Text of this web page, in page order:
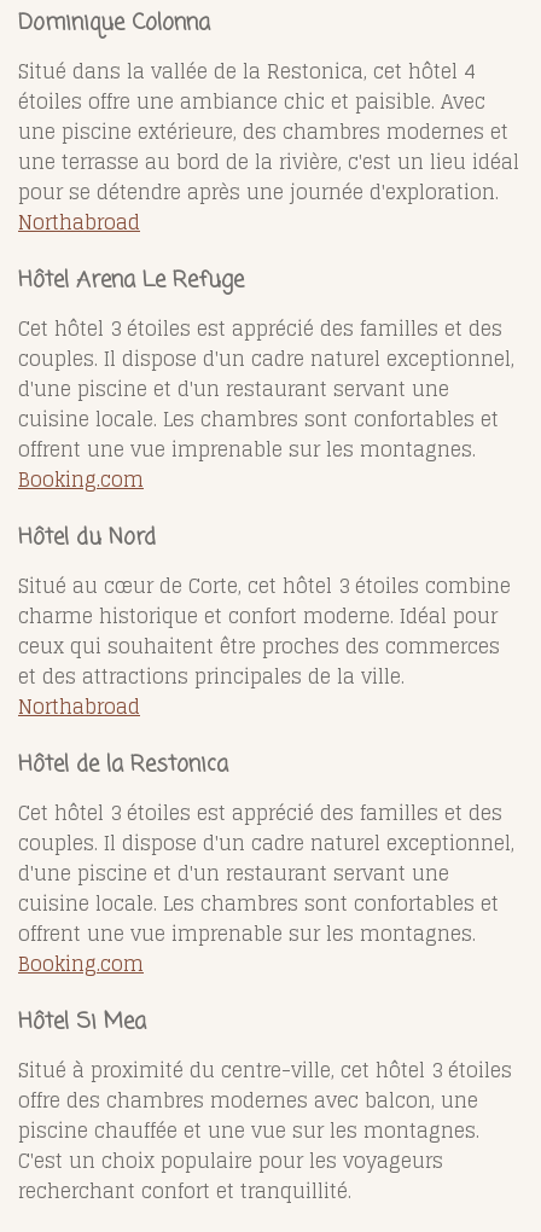
Dominique Colonna
Situé dans la vallée de la Restonica, cet hôtel 4
étoiles offre une ambiance chic et paisible. Avec
une piscine extérieure, des chambres modernes et
une terrasse au bord de la rivière, c'est un lieu idéal
pour se détendre après une journée d'exploration.
Northabroad
Hôtel Arena Le Refuge
Cet hôtel 3 étoiles est apprécié des familles et des
couples. Il dispose d'un cadre naturel exceptionnel,
d'une piscine et d'un restaurant servant une
cuisine locale. Les chambres sont confortables et
offrent une vue imprenable sur les montagnes.
Booking.com
Hôtel du Nord
Situé au cœur de Corte, cet hôtel 3 étoiles combine
charme historique et confort moderne. Idéal pour
ceux qui souhaitent être proches des commerces
et des attractions principales de la ville.
Northabroad
Hôtel de la Restonica
Cet hôtel 3 étoiles est apprécié des familles et des
couples. Il dispose d'un cadre naturel exceptionnel,
d'une piscine et d'un restaurant servant une
cuisine locale. Les chambres sont confortables et
offrent une vue imprenable sur les montagnes.
Booking.com
Hôtel Si Mea
Situé à proximité du centre-ville, cet hôtel 3 étoiles
offre des chambres modernes avec balcon, une
piscine chauffée et une vue sur les montagnes.
C'est un choix populaire pour les voyageurs
recherchant confort et tranquillité.